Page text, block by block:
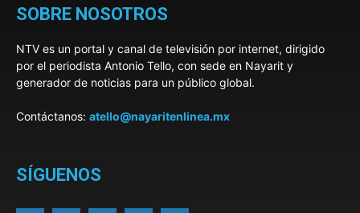
SOBRE NOSOTROS
NTV es un portal y canal de televisión por internet, dirigido
por el periodista Antonio Tello, con sede en Nayarit y
generador de noticias para un público global.
Contáctanos: atello@nayaritenlinea.mx
SÍGUENOS